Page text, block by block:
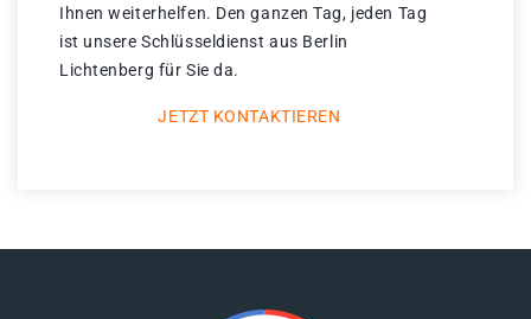
Ihnen weiterhelfen. Den ganzen Tag, jeden Tag
ist unsere Schlüsseldienst aus Berlin
Lichtenberg für Sie da.
JETZT KONTAKTIEREN